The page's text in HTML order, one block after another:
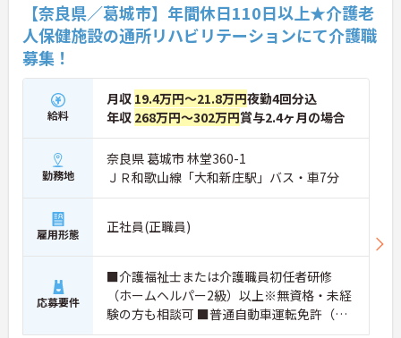
【奈良県／葛城市】年間休日110日以上★介護老
人保健施設の通所リハビリテーションにて介護職
募集！
給料
月収 19.4万円～21.8万円夜勤4回分込
年収 268万円～302万円賞与2.4ヶ月の場合
勤務地
奈良県 葛城市 林堂360-1
ＪＲ和歌山線「大和新庄駅」バス・車7分
雇用形態 正社員(正職員)
応募要件
■介護福祉士または介護職員初任者研修
（ホームヘルパー2級）以上※無資格・未経
験の方も相談可 ■普通自動車運転免許（Ａ
Ｔ限定可）